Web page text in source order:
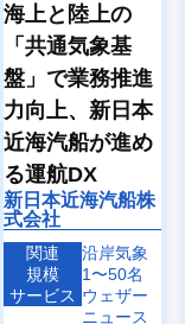
海上と陸上の
「共通気象基
盤」で業務推進
力向上、新日本
近海汽船が進め
る運航DX
新日本近海汽船株
式会社
関連
沿岸気象
規模
1〜50名
サービス ウェザー
ニュース